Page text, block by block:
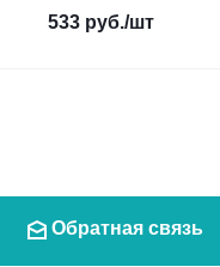
533 руб./шт
Обратная связь